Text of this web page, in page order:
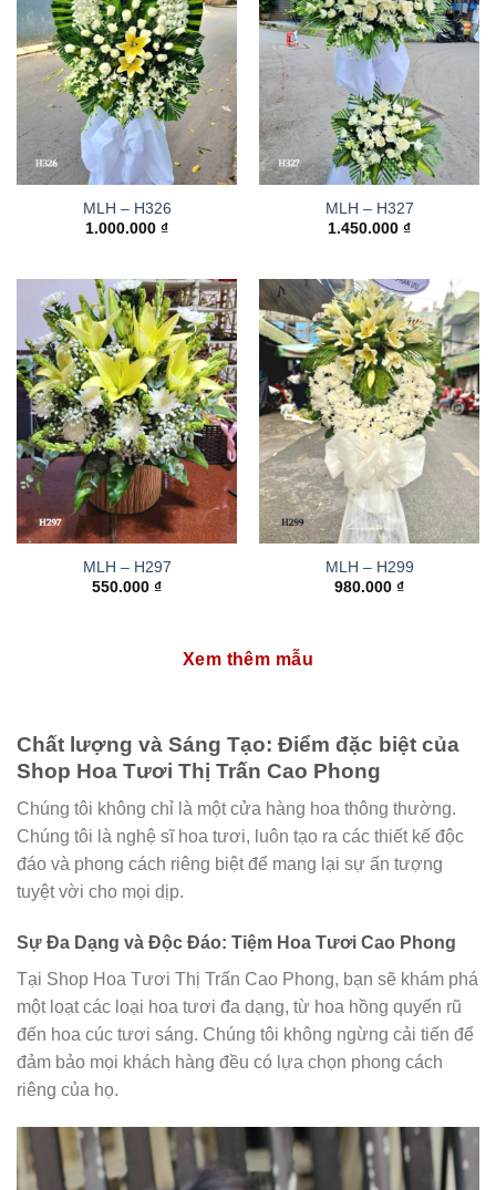
MLH – H326
1.000.000 ₫
MLH – H327
1.450.000 ₫
MLH – H297
550.000 ₫
MLH – H299
980.000 ₫
Xem thêm mẫu
Chất lượng và Sáng Tạo: Điểm đặc biệt của
Shop Hoa Tươi Thị Trấn Cao Phong
Chúng tôi không chỉ là một cửa hàng hoa thông thường.
Chúng tôi là nghệ sĩ hoa tươi, luôn tạo ra các thiết kế độc
đáo và phong cách riêng biệt để mang lại sự ấn tượng
tuyệt vời cho mọi dịp.
Sự Đa Dạng và Độc Đáo: Tiệm Hoa Tươi Cao Phong
Tại Shop Hoa Tươi Thị Trấn Cao Phong, bạn sẽ khám phá
một loạt các loại hoa tươi đa dạng, từ hoa hồng quyến rũ
đến hoa cúc tươi sáng. Chúng tôi không ngừng cải tiến để
đảm bảo mọi khách hàng đều có lựa chọn phong cách
riêng của họ.